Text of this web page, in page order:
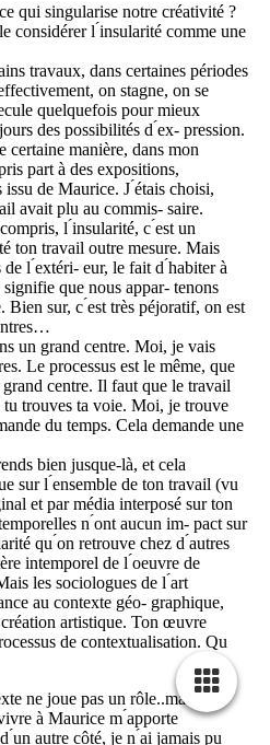
qui singularise notre créativité ?
considérer l ́insularité comme une
travaux, dans certaines périodes
on stagne, on se
quelquefois pour mieux
des possibilités d ́ex- pression.
certaine manière, dans mon
part à des expositions,
de Maurice. J ́étais choisi,
avait plu au commis- saire.
l ́insularité, c ́est un
ton travail outre mesure. Mais
l ́extéri- eur, le fait d ́habiter à
que nous appar- tenons
Bien sur, c ́est très péjoratif, on est
un grand centre. Moi, je vais
Le processus est le même, que
centre. Il faut que le travail
tu trouves ta voie. Moi, je trouve
du temps. Cela demande une
bien jusque-là, et cela
sur l ́ensemble de ton travail (vu
et par média interposé sur ton
n ́ont aucun im- pact sur
qu ́on retrouve chez d ́autres
intemporel de l ́oeuvre de
les sociologues de l ́art
au contexte géo- graphique,
artistique. Ton œuvre
de contextualisation. Qu
ne joue pas un rôle..mais je
à Maurice m ́apporte
́un autre côté, je n ́ai jamais pu